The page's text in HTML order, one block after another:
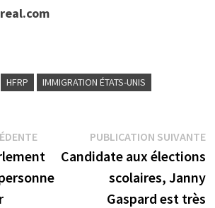
HFRP IMMIGRATION ÉTATS-UNIS
Publication
précédente :
PUBLICATION SUIVANTE
Candidate aux élections
scolaires, Janny
Gaspard est très